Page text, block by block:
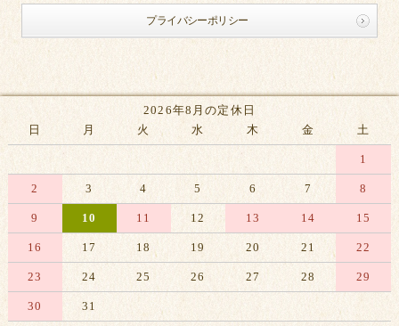
プライバシーポリシー
2026年8月の定休日
日
月 火 水 木 金 土
1
2 3 4 5 6 7 8
9 10 11 12 13 14 15
16 17 18 19 20 21 22
23 24 25 26 27 28 29
30 31